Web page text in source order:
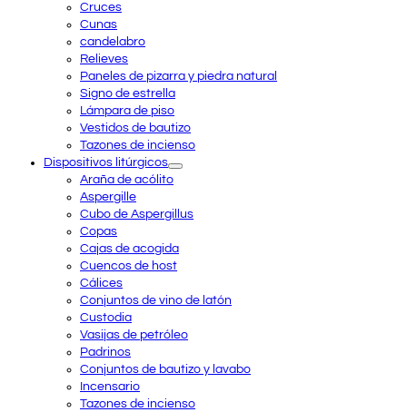
Cruces
Cunas
candelabro
Relieves
Paneles de pizarra y piedra natural
Signo de estrella
Lámpara de piso
Vestidos de bautizo
Tazones de incienso
Dispositivos litúrgicos
Araña de acólito
Aspergille
Cubo de Aspergillus
Copas
Cajas de acogida
Cuencos de host
Cálices
Conjuntos de vino de latón
Custodia
Vasijas de petróleo
Padrinos
Conjuntos de bautizo y lavabo
Incensario
Tazones de incienso